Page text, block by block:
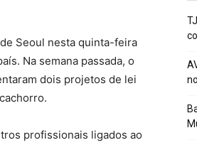
Seoul nesta quinta-feira
Na semana passada, o
dois projetos de lei
profissionais ligados ao